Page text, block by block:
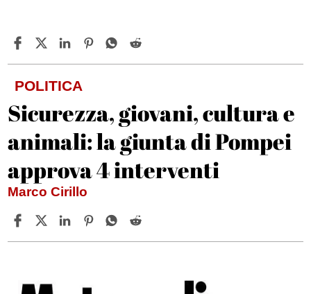
POLITICA
Sicurezza, giovani, cultura e
animali: la giunta di Pompei
approva 4 interventi
Marco Cirillo